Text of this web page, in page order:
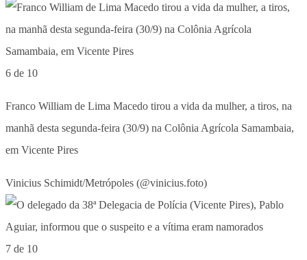
6 de 10
Franco William de Lima Macedo tirou a vida da mulher, a tiros, na
manhã desta segunda-feira (30/9) na Colônia Agrícola Samambaia,
em Vicente Pires
Vinicius Schimidt/Metrópoles (@vinicius.foto)
7 de 10